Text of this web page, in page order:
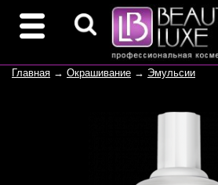
Главная → Окрашивание → Эмульсии